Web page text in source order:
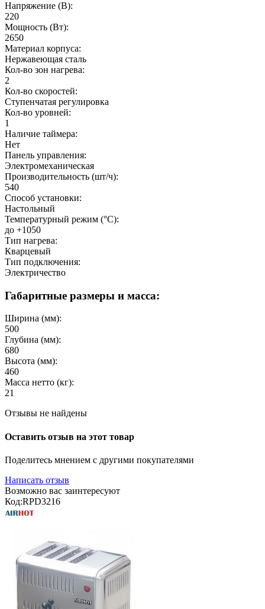
Напряжение (В):
220
Мощность (Вт):
2650
Материал корпуса:
Нержавеющая сталь
Кол-во зон нагрева:
2
Кол-во скоростей:
Ступенчатая регулировка
Кол-во уровней:
1
Наличие таймера:
Нет
Панель управления:
Электромеханическая
Производительность (шт/ч):
540
Способ установки:
Настольный
Температурный режим (°C):
до +1050
Тип нагрева:
Кварцевый
Тип подключения:
Электричество
Габаритные размеры и масса:
Ширина (мм):
500
Глубина (мм):
680
Высота (мм):
460
Масса нетто (кг):
21
Отзывы не найдены
Оставить отзыв на этот товар
Поделитесь мнением с другими покупателями
Написать отзыв
Возможно вас заинтересуют
Код:RPD3216